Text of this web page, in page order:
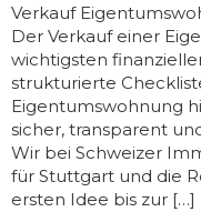
Verkauf
Der Verkauf einer
wichtigsten
strukturierte
Eigentumswohnung
sicher, transparent
Wir bei Schweizer
für Stuttgart und die
ersten Idee bis zur […]